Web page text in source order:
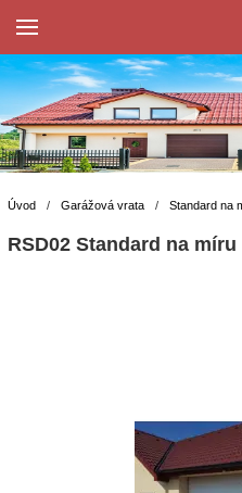
Úvod / Garážová vrata / Standard na
RSD02 Standard na